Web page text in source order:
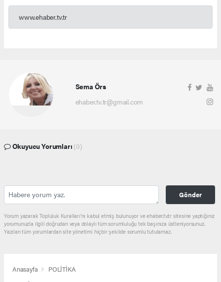
www.ehaber.tv.tr
Sema Örs
ehaber.tv.tr@gmail.com
Okuyucu Yorumları (0)
Gönder
Yorum yazarak Topluluk Kuralları’nı kabul etmiş bulunuyor ve ehaber.tv.tr sitesine yaptığınız
yorumunuzla ilgili doğrudan veya dolaylı tüm sorumluluğu tek başınıza üstleniyorsunuz.
Yazılan tüm yorumlardan site yönetimi hiçbir şekilde sorumlu tutulamaz.
Anasayfa POLİTİKA